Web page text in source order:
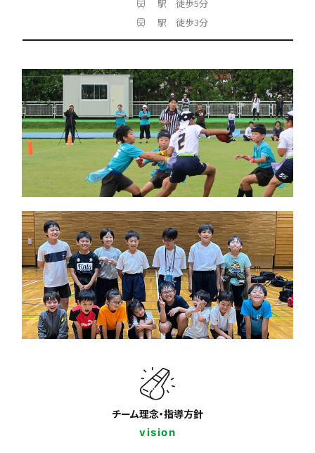
駅 徒歩5分
駅 徒歩3分
チーム理念・指導方針
vision